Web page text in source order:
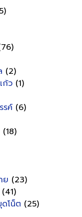
(2)
ก้ว (1)
รค์ (6)
(18)
ย (23)
(41)
โน็ต (25)